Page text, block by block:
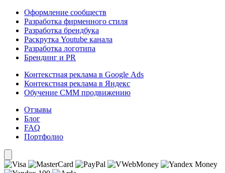
Оформление сообществ
Разработка фирменного стиля
Разработка брендбука
Раскрутка Youtube канала
Разработка логотипа
Брендинг и PR
Контекстная реклама в Google Ads
Контекстная реклама в Яндекс
Обучение СММ продвижению
Отзывы
Блог
FAQ
Портфолио